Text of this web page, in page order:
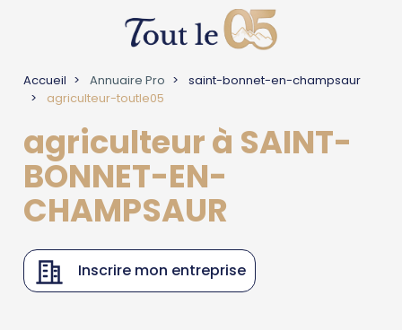
Accueil Annuaire Pro
saint-bonnet-en-champsaur
agriculteur-toutle05
agriculteur à SAINT-
BONNET-EN-
CHAMPSAUR
Inscrire mon entreprise